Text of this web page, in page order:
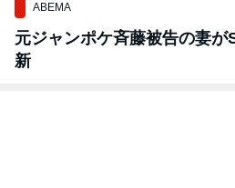
ABEMA
元ジャンポケ斉藤被告の妻が
新